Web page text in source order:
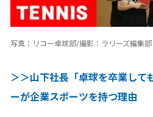
写真：リコー卓球部/撮影：ラリーズ編集部
＞＞山下社長「卓球を卒業して
ーが企業スポーツを持つ理由